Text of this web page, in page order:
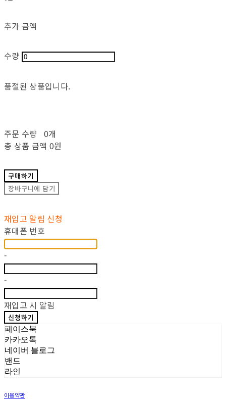
추가 금액
수량
품절된 상품입니다.
주문 수량
0개
총 상품 금액 0원
구매하기
장바구니에 담기
재입고 알림 신청
휴대폰 번호
-
-
재입고 시 알림
신청하기
페이스북
카카오톡
네이버 블로그
밴드
라인
이용약관